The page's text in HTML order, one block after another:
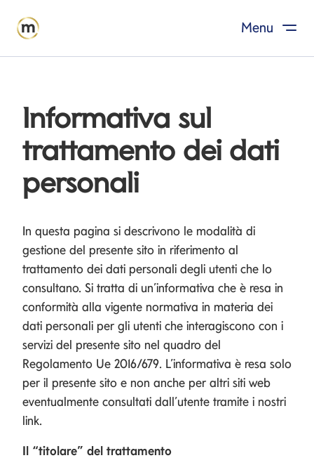
Salta al contenuto
Menu
Informativa sul
trattamento dei dati
personali
In questa pagina si descrivono le modalità di
gestione del presente sito in riferimento al
trattamento dei dati personali degli utenti che lo
consultano. Si tratta di un’informativa che è resa in
conformità alla vigente normativa in materia dei
dati personali per gli utenti che interagiscono con i
servizi del presente sito nel quadro del
Regolamento Ue 2016/679. L’informativa è resa solo
per il presente sito e non anche per altri siti web
eventualmente consultati dall’utente tramite i nostri
link.
Il “titolare” del trattamento